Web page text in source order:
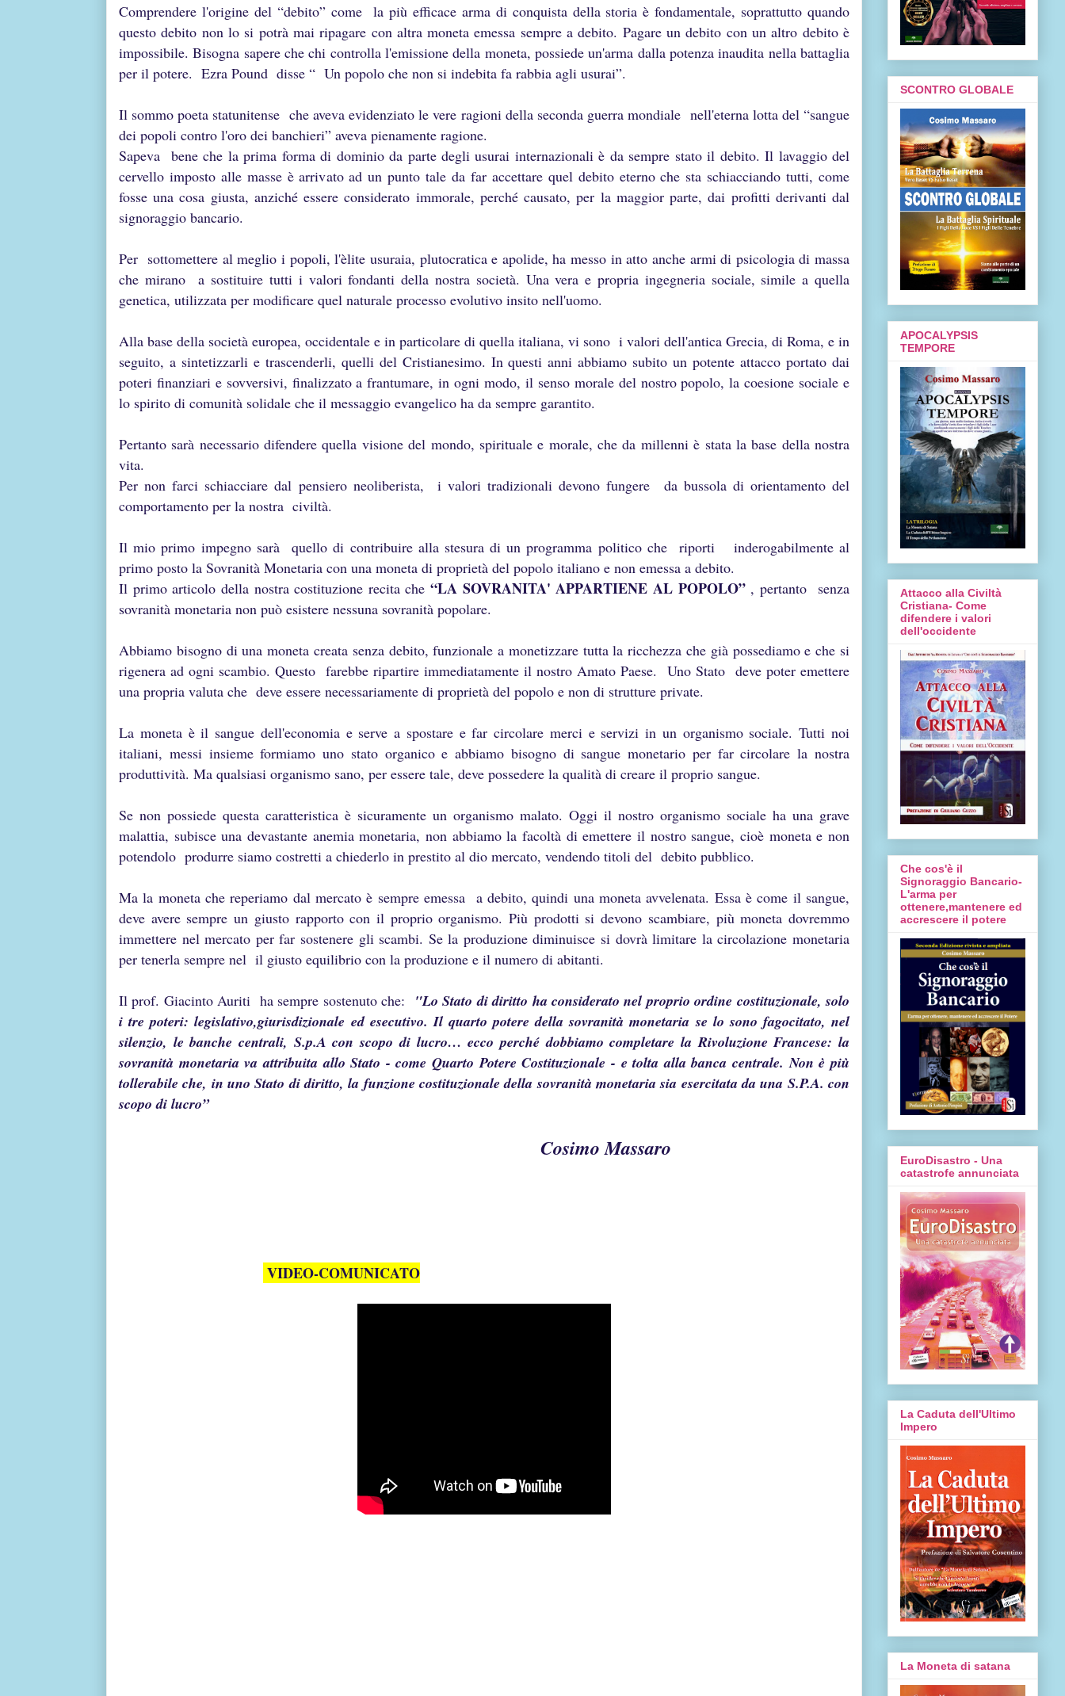
Comprendere l'origine del “debito” come la più efficace arma di conquista della storia è fondamentale, soprattutto quando
questo debito non lo si potrà mai ripagare con altra moneta emessa sempre a debito. Pagare un debito con un altro debito è
impossibile. Bisogna sapere che chi controlla l'emissione della moneta, possiede un'arma dalla potenza inaudita nella battaglia
per il potere. Ezra Pound disse “ Un popolo che non si indebita fa rabbia agli usurai”.
Il sommo poeta statunitense che aveva evidenziato le vere ragioni della seconda guerra mondiale nell'eterna lotta del “sangue
dei popoli contro l'oro dei banchieri” aveva pienamente ragione.
Sapeva bene che la prima forma di dominio da parte degli usurai internazionali è da sempre stato il debito. Il lavaggio del
cervello imposto alle masse è arrivato ad un punto tale da far accettare quel debito eterno che sta schiacciando tutti, come
fosse una cosa giusta, anziché essere considerato immorale, perché causato, per la maggior parte, dai profitti derivanti dal
signoraggio bancario.
Per sottomettere al meglio i popoli, l'èlite usuraia, plutocratica e apolide, ha messo in atto anche armi di psicologia di massa
che mirano a sostituire tutti i valori fondanti della nostra società. Una vera e propria ingegneria sociale, simile a quella
genetica, utilizzata per modificare quel naturale processo evolutivo insito nell'uomo.
Alla base della società europea, occidentale e in particolare di quella italiana, vi sono i valori dell'antica Grecia, di Roma, e in
seguito, a sintetizzarli e trascenderli, quelli del Cristianesimo. In questi anni abbiamo subito un potente attacco portato dai
poteri finanziari e sovversivi, finalizzato a frantumare, in ogni modo, il senso morale del nostro popolo, la coesione sociale e
lo spirito di comunità solidale che il messaggio evangelico ha da sempre garantito.
Pertanto sarà necessario difendere quella visione del mondo, spirituale e morale, che da millenni è stata la base della nostra
vita.
Per non farci schiacciare dal pensiero neoliberista, i valori tradizionali devono fungere da bussola di orientamento del
comportamento per la nostra civiltà.
Il mio primo impegno sarà quello di contribuire alla stesura di un programma politico che riporti inderogabilmente al
primo posto la Sovranità Monetaria con una moneta di proprietà del popolo italiano e non emessa a debito.
Il primo articolo della nostra costituzione recita che “LA SOVRANITA' APPARTIENE AL POPOLO”, pertanto senza
sovranità monetaria non può esistere nessuna sovranità popolare.
Abbiamo bisogno di una moneta creata senza debito, funzionale a monetizzare tutta la ricchezza che già possediamo e che si
rigenera ad ogni scambio. Questo farebbe ripartire immediatamente il nostro Amato Paese. Uno Stato deve poter emettere
una propria valuta che deve essere necessariamente di proprietà del popolo e non di strutture private.
La moneta è il sangue dell'economia e serve a spostare e far circolare merci e servizi in un organismo sociale. Tutti noi
italiani, messi insieme formiamo uno stato organico e abbiamo bisogno di sangue monetario per far circolare la nostra
produttività. Ma qualsiasi organismo sano, per essere tale, deve possedere la qualità di creare il proprio sangue.
Se non possiede questa caratteristica è sicuramente un organismo malato. Oggi il nostro organismo sociale ha una grave
malattia, subisce una devastante anemia monetaria, non abbiamo la facoltà di emettere il nostro sangue, cioè moneta e non
potendolo produrre siamo costretti a chiederlo in prestito al dio mercato, vendendo titoli del debito pubblico.
Ma la moneta che reperiamo dal mercato è sempre emessa a debito, quindi una moneta avvelenata. Essa è come il sangue,
deve avere sempre un giusto rapporto con il proprio organismo. Più prodotti si devono scambiare, più moneta dovremmo
immettere nel mercato per far sostenere gli scambi. Se la produzione diminuisce si dovrà limitare la circolazione monetaria
per tenerla sempre nel il giusto equilibrio con la produzione e il numero di abitanti.
Il prof. Giacinto Auriti ha sempre sostenuto che: "Lo Stato di diritto ha considerato nel proprio ordine costituzionale, solo
i tre poteri: legislativo,giurisdizionale ed esecutivo. Il quarto potere della sovranità monetaria se lo sono fagocitato, nel
silenzio, le banche centrali, S.p.A con scopo di lucro… ecco perché dobbiamo completare la Rivoluzione Francese: la
sovranità monetaria va attribuita allo Stato - come Quarto Potere Costituzionale - e tolta alla banca centrale. Non è più
tollerabile che, in uno Stato di diritto, la funzione costituzionale della sovranità monetaria sia esercitata da una S.P.A. con
scopo di lucro”
Cosimo Massaro
VIDEO-COMUNICATO
SCONTRO GLOBALE
APOCALYPSIS
TEMPORE
Attacco alla Civiltà
Cristiana- Come
difendere i valori
dell'occidente
Che cos'è il
Signoraggio Bancario-
L'arma per
ottenere,mantenere ed
accrescere il potere
EuroDisastro - Una
catastrofe annunciata
La Caduta dell'Ultimo
Impero
La Moneta di satana